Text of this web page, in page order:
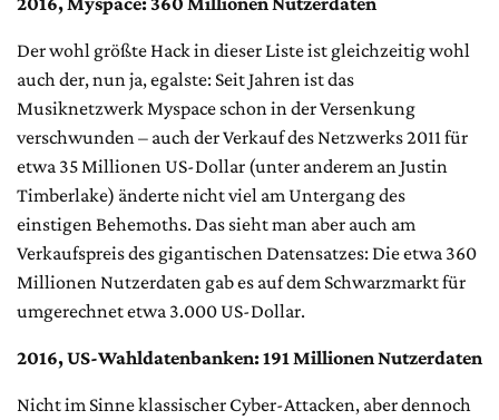
Der wohl größte Hack in dieser Liste ist gleichzeitig wohl
auch der, nun ja, egalste: Seit Jahren ist das
Musiknetzwerk Myspace schon in der Versenkung
verschwunden – auch der Verkauf des Netzwerks 2011 für
etwa 35 Millionen US-Dollar (unter anderem an Justin
Timberlake) änderte nicht viel am Untergang des
einstigen Behemoths. Das sieht man aber auch am
Verkaufspreis des gigantischen Datensatzes: Die etwa 360
Millionen Nutzerdaten gab es auf dem Schwarzmarkt für
umgerechnet etwa 3.000 US-Dollar.
2016, US-Wahldatenbanken: 191 Millionen Nutzerdaten
Nicht im Sinne klassischer Cyber-Attacken, aber dennoch